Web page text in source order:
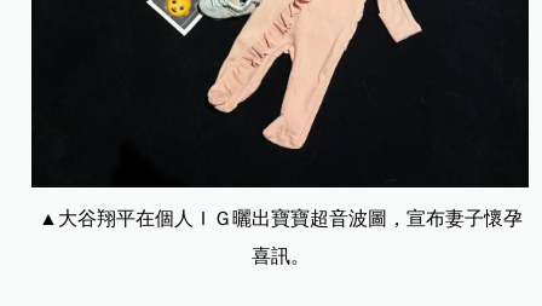
▲大谷翔平在個人ＩＧ曬出寶寶超音波圖，宣布妻子懷孕
喜訊。